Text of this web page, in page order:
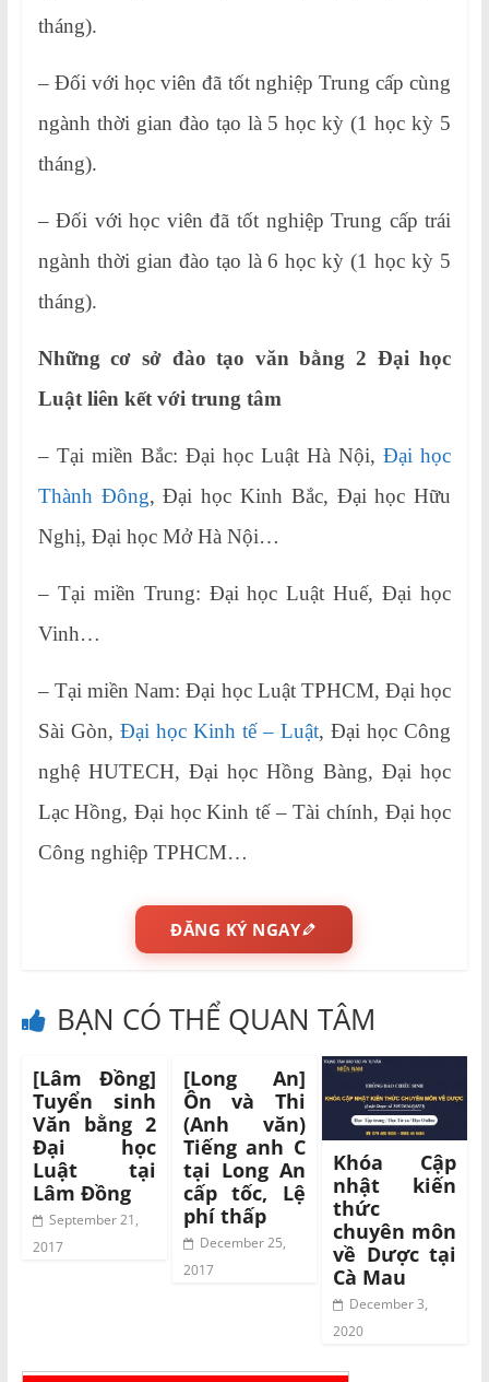
tháng).
– Đối với học viên đã tốt nghiệp Trung cấp cùng
ngành thời gian đào tạo là 5 học kỳ (1 học kỳ 5
tháng).
– Đối với học viên đã tốt nghiệp Trung cấp trái
ngành thời gian đào tạo là 6 học kỳ (1 học kỳ 5
tháng).
Những cơ sở đào tạo văn bằng 2 Đại học
Luật liên kết với trung tâm
– Tại miền Bắc: Đại học Luật Hà Nội,Đại học
Thành Đông, Đại học Kinh Bắc, Đại học Hữu
Nghị, Đại học Mở Hà Nội…
– Tại miền Trung: Đại học Luật Huế, Đại học
Vinh…
– Tại miền Nam: Đại học Luật TPHCM, Đại học
Sài Gòn, Đại học Kinh tế – Luật, Đại học Công
nghệ HUTECH, Đại học Hồng Bàng, Đại học
Lạc Hồng, Đại học Kinh tế – Tài chính, Đại học
Công nghiệp TPHCM…
ĐĂNG KÝ NGAY
BẠN CÓ THỂ QUAN TÂM
[Lâm Đồng]
Tuyển sinh
Văn bằng 2
Đại học
Luật tại
Lâm Đồng
September 21,
2017
[Long An]
Ôn và Thi
(Anh văn)
Tiếng anh C
tại Long An
cấp tốc, Lệ
phí thấp
December 25,
2017
Khóa Cập
nhật kiến
thức
chuyên môn
về Dược tại
Cà Mau
December 3,
2020